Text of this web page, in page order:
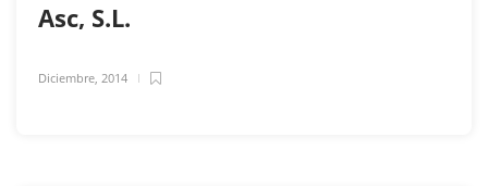
Asc, S.L.
Diciembre, 2014